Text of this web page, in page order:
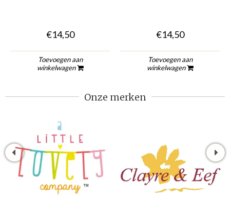
€14,50
Toevoegen aan
winkelwagen
€14,50
Toevoegen aan
winkelwagen
Onze merken